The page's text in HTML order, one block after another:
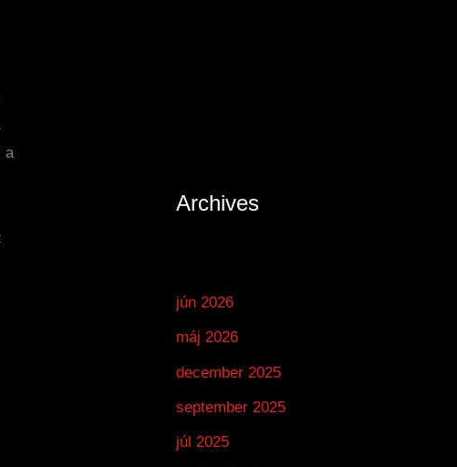
a
Archives
jún 2026
máj 2026
december 2025
september 2025
júl 2025